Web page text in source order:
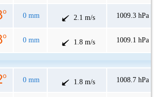
0 mm 2.1 m/s 1009.3 hPa
0 mm 1.8 m/s 1009.1 hPa
0 mm 1.8 m/s 1008.7 hPa